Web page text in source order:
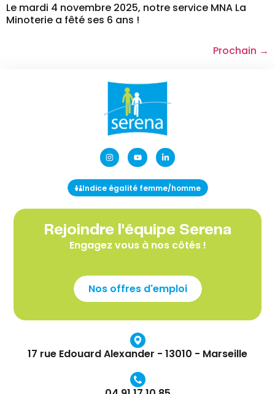
Le mardi 4 novembre 2025, notre service MNA La
Minoterie a fêté ses 6 ans !
Prochain →
Indice égalité femme/homme
Rejoindre l'équipe Serena
Engagez vous à nos côtés !
Nos offres d'emploi
17 rue Edouard Alexander - 13010 - Marseille